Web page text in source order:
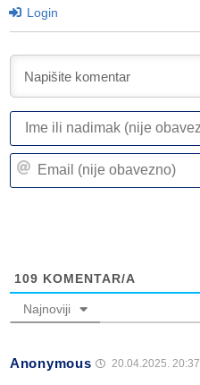
Login
109 KOMENTAR/A
Najnoviji
Anonymous 20.04.2025. 20:37